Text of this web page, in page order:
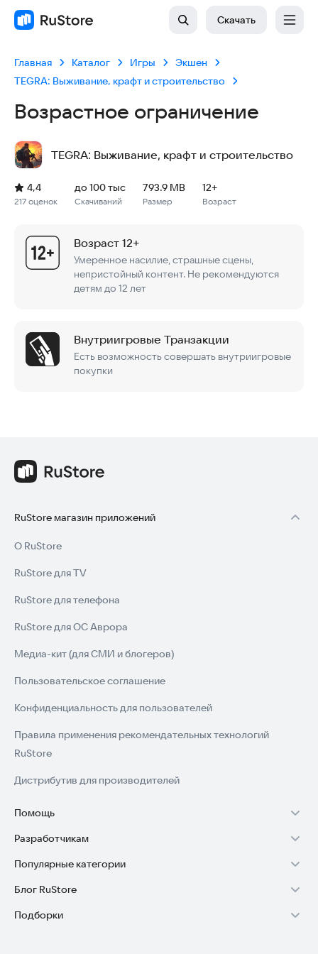
Скачать
Главная Каталог Игры
Экшен
TEGRA: Выживание, крафт и строительство
Возрастное ограничение
TEGRA: Выживание, крафт и строительство
Рейтинг: 4,4, 217 оценок
Скачиваний: до 100 тыс
Размер файла: 793.9 MB
Возрастное ограничение: 793.9 MB
217 оценок
4,4
Скачиваний
до 100 тыс
Размер
793.9 MB
Возраст
12+
Возраст 12+
Умеренное насилие, страшные сцены,
непристойный контент. Не рекомендуются
детям до 12 лет
Внутриигровые Транзакции
Есть возможность совершать внутриигровые
покупки
RuStore магазин приложений
О RuStore
RuStore для TV
RuStore для телефона
RuStore для ОС Аврора
Медиа-кит (для СМИ и блогеров)
Пользовательское соглашение
Конфиденциальность для пользователей
Правила применения рекомендательных технологий
RuStore
Дистрибутив для производителей
Помощь
Установка RuStore на TV
Установка RuStore на телефон
Установка RuStore в машину
Помощь пользователям RuStore
Разработчикам
Зарабатывать с RuStore
Стать разработчиком
Доступ к RuStore Консоль
Популярные категории
Игры для Android
Приложения банков
Блог RuStore
Обзоры игр для Android 2025
Подборки